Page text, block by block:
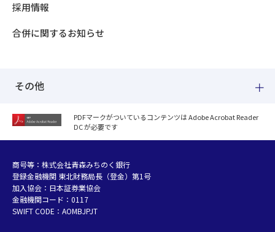
採用情報
合併に関するお知らせ
その他
紛失した場合
個人データおよび法人情報に関するグループ共同利用について
マネー・ローンダリング等及び金融犯罪の防止について
販売勧誘方針
お客さまの資産形成支援に向けた業務運営方針
PDFマークがついているコンテンツは Adobe Acrobat Reader
DC が必要です
商号等：株式会社青森みちのく銀行
登録金融機関 東北財務局長（登金）第1号
加入協会：日本証券業協会
金融機関コード：0117
SWIFT CODE：AOMBJPJT